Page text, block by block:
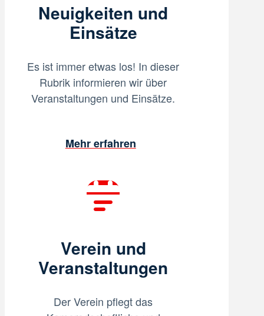
Neuigkeiten und
Einsätze
Es ist immer etwas los! In dieser
Rubrik informieren wir über
Veranstaltungen und Einsätze.
Mehr erfahren
Verein und
Veranstaltungen
Der Verein pflegt das